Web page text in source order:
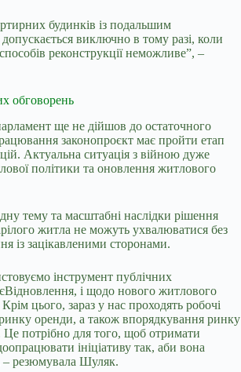
будинків із подальшим
виключно в тому разі, коли
реконструкції неможливе”, –
обговорень
ще не дійшов до остаточного
законопроєкт має пройти етап
Актуальна ситуація з війною дуже
політики та оновлення житлового
тему та масштабні наслідки рішення
житла не можуть ухвалюватися без
із зацікавленими сторонами.
інструмент публічних
і щодо нового житлового
цього, зараз у нас проходять робочі
ринку оренди, а також впорядкування ринку
Це потрібно для того, щоб отримати
ініціативу так, аби вона
– резюмувала Шуляк.